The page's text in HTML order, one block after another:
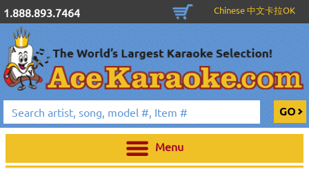
1.888.893.7464 Chinese 中文卡拉OK
Menu